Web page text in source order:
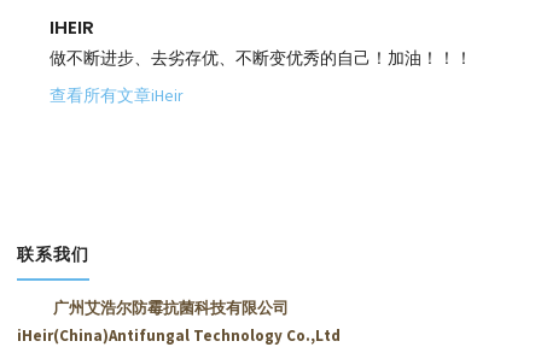
IHEIR
做不断进步、去劣存优、不断变优秀的自己！加油！！！
查看所有文章iHeir
联系我们
广州艾浩尔防霉抗菌科技有限公司
iHeir(China)Antifungal Technology Co.,Ltd